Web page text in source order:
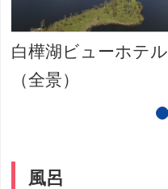
白樺湖ビューホテル
（全景）
風呂